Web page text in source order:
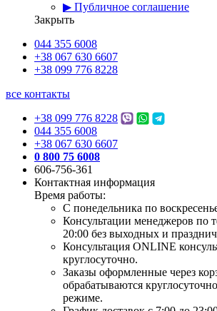
▶ Публичное соглашение
Закрыть
044 355 6008
+38 067 630 6607
+38 099 776 8228
все контакты
+38 099 776 8228
044 355 6008
+38 067 630 6607
0 800 75 6008
606-756-361
Контактная информация
Время работы:
С понедельника по
Консультации менеджеров по
20:00 без выходных и
Консультация ONLINE
круглосуточно.
Заказы оформленные через
обрабатываются
режиме.